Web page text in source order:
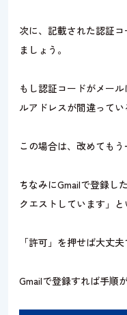
次に、記載された認証
ましょう。
もし認証コードがメー
ルアドレスが間違ってい
この場合は、改めても
ちなみにGmailで登録し
クエストしています」
「許可」を押せば大丈夫
Gmailで登録すれば手順